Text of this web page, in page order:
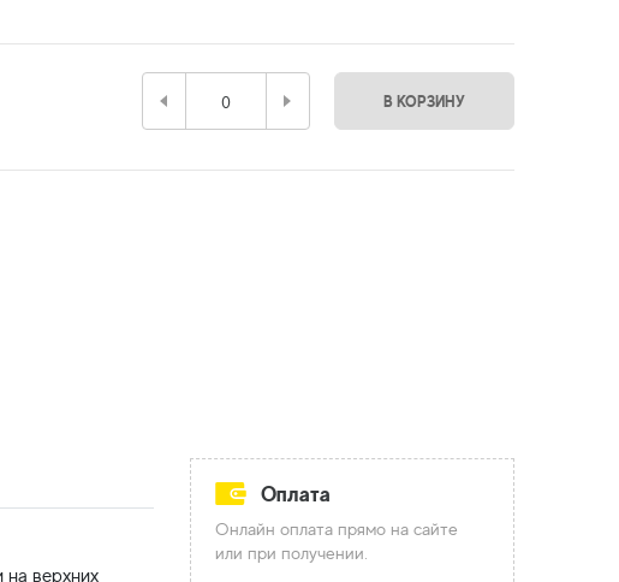
В КОРЗИНУ
верхних
Оплата
Онлайн оплата прямо на сайте
или при получении.